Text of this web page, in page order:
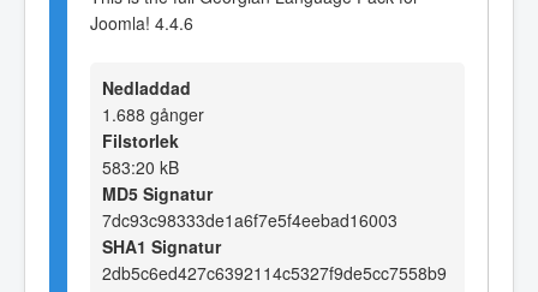
Joomla! 4.4.6
Nedladdad
1.688 gånger
Filstorlek
583:20 kB
MD5 Signatur
7dc93c98333de1a6f7e5f4eebad16003
SHA1 Signatur
2db5c6ed427c6392114c5327f9de5cc7558b9